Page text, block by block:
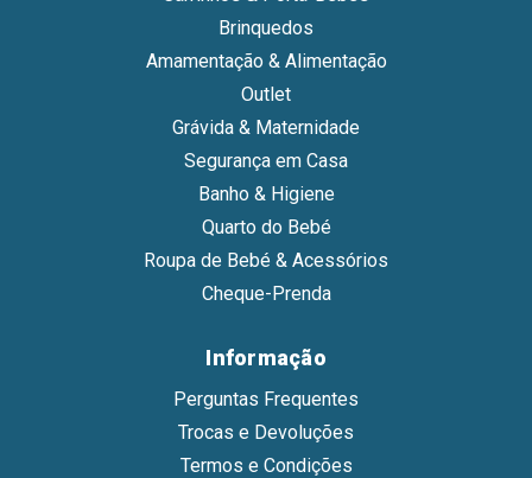
Brinquedos
Amamentação & Alimentação
Outlet
Grávida & Maternidade
Segurança em Casa
Banho & Higiene
Quarto do Bebé
Roupa de Bebé & Acessórios
Cheque-Prenda
Informação
Perguntas Frequentes
Trocas e Devoluções
Termos e Condições